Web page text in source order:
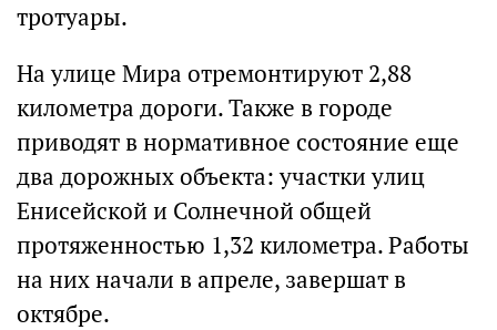
тротуары.
На улице Мира отремонтируют 2,88
километра дороги. Также в городе
приводят в нормативное состояние еще
два дорожных объекта: участки улиц
Енисейской и Солнечной общей
протяженностью 1,32 километра. Работы
на них начали в апреле, завершат в
октябре.